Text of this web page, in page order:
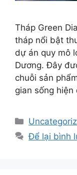
Tháp Green
tháp nổi bật
dự án quy mô
Dương. Đây
chuỗi sản
gian sống
Để lại bình